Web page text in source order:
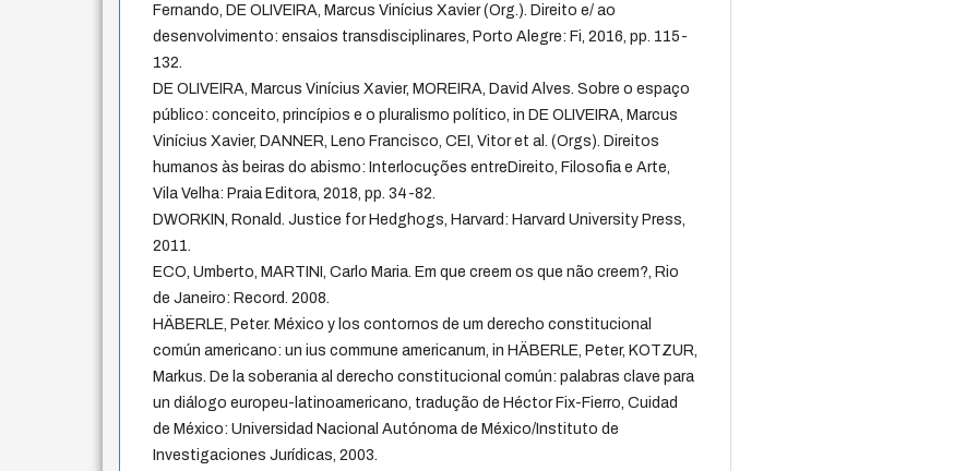
Fernando, DE OLIVEIRA, Marcus Vinícius Xavier (Org.). Direito e/ ao
desenvolvimento: ensaios transdisciplinares, Porto Alegre: Fi, 2016, pp. 115-
132.
DE OLIVEIRA, Marcus Vinícius Xavier, MOREIRA, David Alves. Sobre o espaço
público: conceito, princípios e o pluralismo político, in DE OLIVEIRA, Marcus
Vinícius Xavier, DANNER, Leno Francisco, CEI, Vitor et al. (Orgs). Direitos
humanos às beiras do abismo: Interlocuções entreDireito, Filosofia e Arte,
Vila Velha: Praia Editora, 2018, pp. 34-82.
DWORKIN, Ronald. Justice for Hedghogs, Harvard: Harvard University Press,
2011.
ECO, Umberto, MARTINI, Carlo Maria. Em que creem os que não creem?, Rio
de Janeiro: Record. 2008.
HÄBERLE, Peter. México y los contornos de um derecho constitucional
común americano: un ius commune americanum, in HÄBERLE, Peter, KOTZUR,
Markus. De la soberania al derecho constitucional común: palabras clave para
un diálogo europeu-latinoamericano, tradução de Héctor Fix-Fierro, Cuidad
de México: Universidad Nacional Autónoma de México/Instituto de
Investigaciones Jurídicas, 2003.